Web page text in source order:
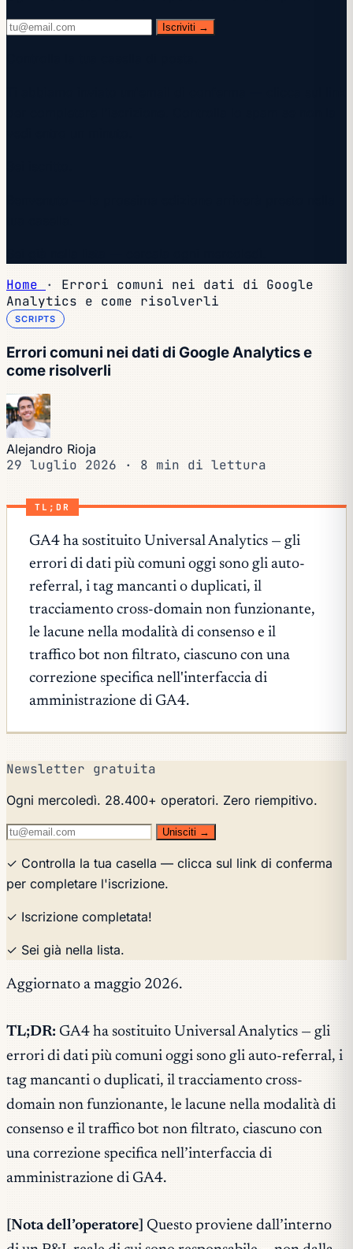
Iscriviti →
Home ·
Errori comuni nei dati di Google
Analytics e come risolverli
SCRIPTS
Errori comuni nei dati di Google Analytics e
come risolverli
Alejandro Rioja
29 luglio 2026 · 8 min di lettura
TL;DR
GA4 ha sostituito Universal Analytics — gli
errori di dati più comuni oggi sono gli auto-
referral, i tag mancanti o duplicati, il
tracciamento cross-domain non funzionante,
le lacune nella modalità di consenso e il
traffico bot non filtrato, ciascuno con una
correzione specifica nell'interfaccia di
amministrazione di GA4.
Newsletter gratuita
Ogni mercoledì. 28.400+ operatori. Zero riempitivo.
Unisciti →
✓ Controlla la tua casella — clicca sul link di conferma
per completare l'iscrizione.
✓ Iscrizione completata!
✓ Sei già nella lista.
Aggiornato a maggio 2026.
TL;DR: GA4 ha sostituito Universal Analytics — gli
errori di dati più comuni oggi sono gli auto-referral, i
tag mancanti o duplicati, il tracciamento cross-
domain non funzionante, le lacune nella modalità di
consenso e il traffico bot non filtrato, ciascuno con
una correzione specifica nell’interfaccia di
amministrazione di GA4.
[Nota dell’operatore] Questo proviene dall’interno